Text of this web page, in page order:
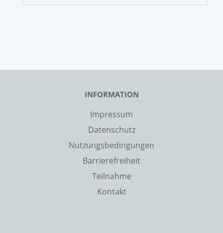
INFORMATION
Impressum
Datenschutz
Nutzungsbedingungen
Barrierefreiheit
Teilnahme
Kontakt